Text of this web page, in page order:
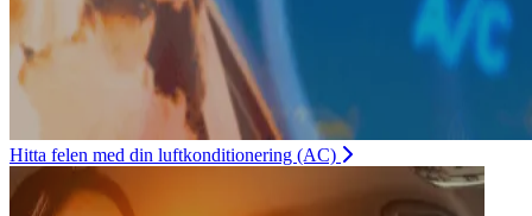
Hitta felen med din luftkonditionering (AC)